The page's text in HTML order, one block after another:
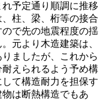
予定通り順調に推移
柱、梁、桁等の接合
で先の地震程度の揺
元より木造建築は、
ましたが、これから
えられるよう予め構
て構造耐力を担保す
は断熱構造でもあ